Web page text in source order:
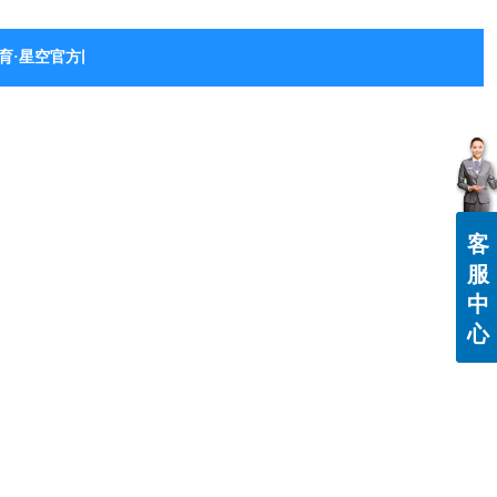
·星空官方网站-星空体育（中国）
客
服
中
心